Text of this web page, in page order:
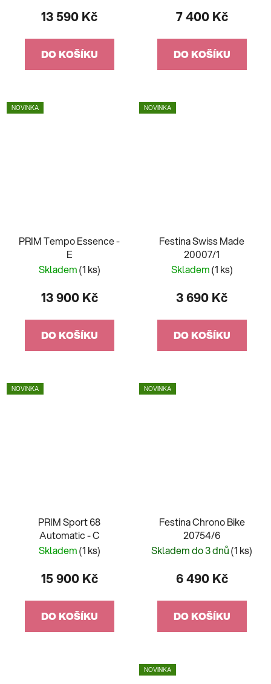
13 590 Kč
DO KOŠÍKU
7 400 Kč
DO KOŠÍKU
NOVINKA
PRIM Tempo Essence -
E
Skladem(1 ks)
13 900 Kč
DO KOŠÍKU
NOVINKA
Festina Swiss Made
20007/1
Skladem(1 ks)
3 690 Kč
DO KOŠÍKU
NOVINKA
PRIM Sport 68
Automatic - C
Skladem(1 ks)
15 900 Kč
DO KOŠÍKU
NOVINKA
Festina Chrono Bike
20754/6
Skladem do 3 dnů(1 ks)
6 490 Kč
DO KOŠÍKU
NOVINKA